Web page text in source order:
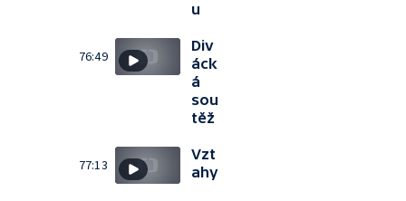
u
76:49
Div
áck
á
sou
těž
77:13
Vzt
ahy